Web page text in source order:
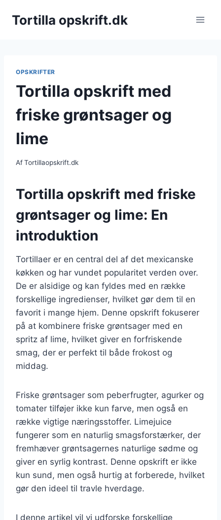
Tortilla opskrift.dk
OPSKRIFTER
Tortilla opskrift med
friske grøntsager og
lime
AfTortillaopskrift.dk
Tortilla opskrift med friske
grøntsager og lime: En
introduktion
Tortillaer er en central del af det mexicanske
køkken og har vundet popularitet verden over.
De er alsidige og kan fyldes med en række
forskellige ingredienser, hvilket gør dem til en
favorit i mange hjem. Denne opskrift fokuserer
på at kombinere friske grøntsager med en
spritz af lime, hvilket giver en forfriskende
smag, der er perfekt til både frokost og
middag.
Friske grøntsager som peberfrugter, agurker og
tomater tilføjer ikke kun farve, men også en
række vigtige næringsstoffer. Limejuice
fungerer som en naturlig smagsforstærker, der
fremhæver grøntsagernes naturlige sødme og
giver en syrlig kontrast. Denne opskrift er ikke
kun sund, men også hurtig at forberede, hvilket
gør den ideel til travle hverdage.
I denne artikel vil vi udforske forskellige